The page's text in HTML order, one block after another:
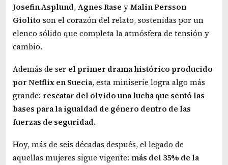
Josefin Asplund,Agnes Rase yMalin Persson
Giolito son el corazón del relato, sostenidas por un
elenco sólido que completa la atmósfera de tensión y
cambio.
Además de ser el primer drama histórico producido
por Netflix en Suecia, esta miniserie logra algo más
grande: rescatar del olvido una lucha que sentó las
bases para la igualdad de género dentro de las
fuerzas de seguridad.
Hoy, más de seis décadas después, el legado de
aquellas mujeres sigue vigente: más del 35% de la